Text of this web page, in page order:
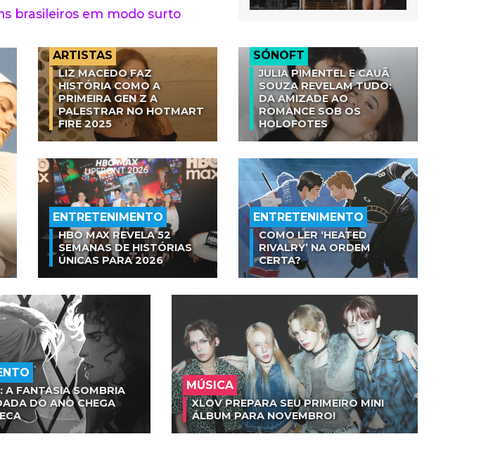
brasileiros em modo surto
ARTISTAS
LIZ MACEDO FAZ
HISTÓRIA COMO A
PRIMEIRA GEN Z A
PALESTRAR NO HOTMART
FIRE 2025
SÓNOFT
JULIA PIMENTEL E CAUÃ
SOUZA REVELAM TUDO:
DA AMIZADE AO
ROMANCE SOB OS
HOLOFOTES
ENTRETENIMENTO
HBO MAX REVELA 52
SEMANAS DE HISTÓRIAS
ÚNICAS PARA 2026
ENTRETENIMENTO
COMO LER ‘HEATED
RIVALRY’ NA ORDEM
CERTA?
A FANTASIA SOMBRIA
DO ANO CHEGA
MÚSICA
XLOV PREPARA SEU PRIMEIRO MINI
ÁLBUM PARA NOVEMBRO!